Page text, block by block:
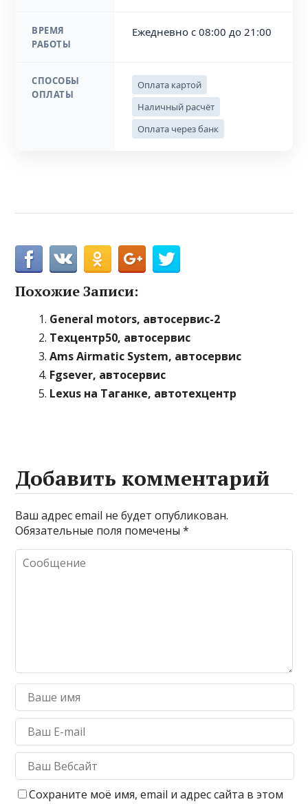
ВРЕМЯ
РАБОТЫ
Ежедневно с 08:00 до 21:00
СПОСОБЫ
ОПЛАТЫ
Оплата картой
Наличный расчёт
Оплата через банк
Похожие Записи:
General motors, автосервис-2
Техцентр50, автосервис
Ams Airmatic System, автосервис
Fgsever, автосервис
Lexus на Таганке, автотехцентр
Добавить комментарий
Ваш адрес email не будет опубликован.
Обязательные поля помечены*
Сохраните моё имя, email и адрес сайта в этом